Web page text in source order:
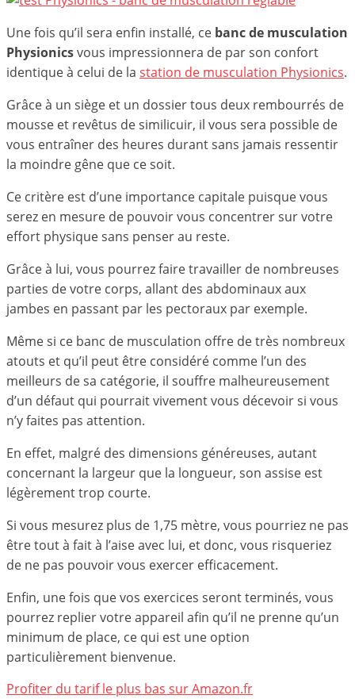
Une fois qu’il sera enfin installé, ce banc de musculation
Physionicsvous impressionnera de par son confort
identique à celui de la station de musculation Physionics.
Grâce à un siège et un dossier tous deux rembourrés de
mousse et revêtus de similicuir, il vous sera possible de
vous entraîner des heures durant sans jamais ressentir
la moindre gêne que ce soit.
Ce critère est d’une importance capitale puisque vous
serez en mesure de pouvoir vous concentrer sur votre
effort physique sans penser au reste.
Grâce à lui, vous pourrez faire travailler de nombreuses
parties de votre corps, allant des abdominaux aux
jambes en passant par les pectoraux par exemple.
Même si ce banc de musculation offre de très nombreux
atouts et qu’il peut être considéré comme l’un des
meilleurs de sa catégorie, il souffre malheureusement
d’un défaut qui pourrait vivement vous décevoir si vous
n’y faites pas attention.
En effet, malgré des dimensions généreuses, autant
concernant la largeur que la longueur, son assise est
légèrement trop courte.
Si vous mesurez plus de 1,75 mètre, vous pourriez ne pas
être tout à fait à l’aise avec lui, et donc, vous risqueriez
de ne pas pouvoir vous exercer efficacement.
Enfin, une fois que vos exercices seront terminés, vous
pourrez replier votre appareil afin qu’il ne prenne qu’un
minimum de place, ce qui est une option
particulièrement bienvenue.
Profiter du tarif le plus bas sur Amazon.fr